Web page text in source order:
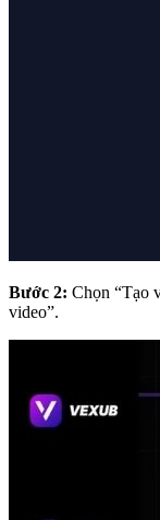
Bước 2: Chọn “Tạo
video”.